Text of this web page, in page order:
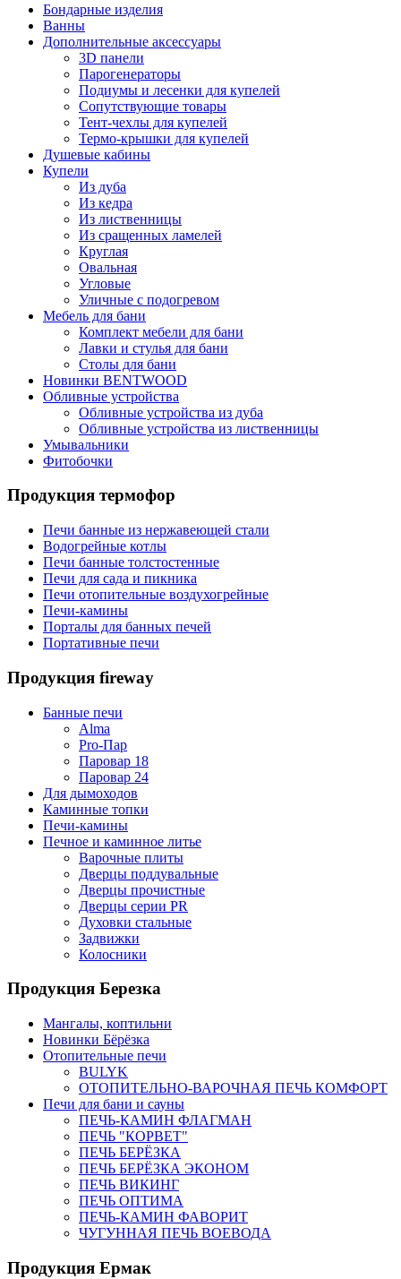
Бондарные изделия
Ванны
Дополнительные аксессуары
3D панели
Парогенераторы
Подиумы и лесенки для купелей
Сопутствующие товары
Тент-чехлы для купелей
Термо-крышки для купелей
Душевые кабины
Купели
Из дуба
Из кедра
Из лиственницы
Из сращенных ламелей
Круглая
Овальная
Угловые
Уличные с подогревом
Мебель для бани
Комплект мебели для бани
Лавки и стулья для бани
Столы для бани
Новинки BENTWOOD
Обливные устройства
Обливные устройства из дуба
Обливные устройства из лиственницы
Умывальники
Фитобочки
Продукция термофор
Печи банные из нержавеющей стали
Водогрейные котлы
Печи банные толстостенные
Печи для сада и пикника
Печи отопительные воздухогрейные
Печи-камины
Порталы для банных печей
Портативные печи
Продукция fireway
Банные печи
Alma
Pro-Пар
Паровар 18
Паровар 24
Для дымоходов
Каминные топки
Печи-камины
Печное и каминное литье
Варочные плиты
Дверцы поддувальные
Дверцы прочистные
Дверцы серии PR
Духовки стальные
Задвижки
Колосники
Продукция Березка
Мангалы, коптильни
Новинки Бёрёзка
Отопительные печи
BULYK
ОТОПИТЕЛЬНО-ВАРОЧНАЯ ПЕЧЬ КОМФОРТ
Печи для бани и сауны
ПЕЧЬ-КАМИН ФЛАГМАН
ПЕЧЬ "КОРВЕТ"
ПЕЧЬ БЕРЁЗКА
ПЕЧЬ БЕРЁЗКА ЭКОНОМ
ПЕЧЬ ВИКИНГ
ПЕЧЬ ОПТИМА
ПЕЧЬ-КАМИН ФАВОРИТ
ЧУГУННАЯ ПЕЧЬ ВОЕВОДА
Продукция Ермак